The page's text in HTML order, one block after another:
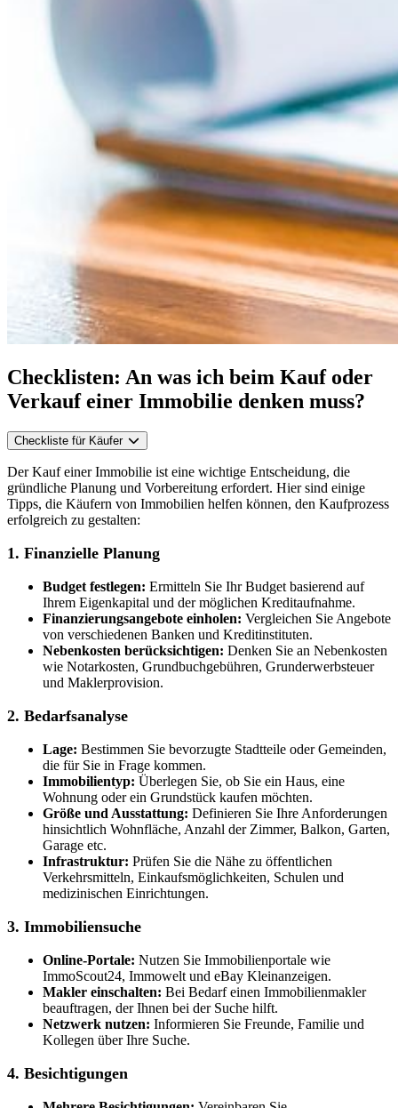
Checklisten: An was ich beim Kauf oder
Verkauf einer Immobilie denken muss?
Checkliste für Käufer
Der Kauf einer Immobilie ist eine wichtige Entscheidung, die
gründliche Planung und Vorbereitung erfordert. Hier sind einige
Tipps, die Käufern von Immobilien helfen können, den Kaufprozess
erfolgreich zu gestalten:
1. Finanzielle Planung
Budget festlegen: Ermitteln Sie Ihr Budget basierend auf
Ihrem Eigenkapital und der möglichen Kreditaufnahme.
Finanzierungsangebote einholen: Vergleichen Sie Angebote
von verschiedenen Banken und Kreditinstituten.
Nebenkosten berücksichtigen: Denken Sie an Nebenkosten
wie Notarkosten, Grundbuchgebühren, Grunderwerbsteuer
und Maklerprovision.
2. Bedarfsanalyse
Lage: Bestimmen Sie bevorzugte Stadtteile oder Gemeinden,
die für Sie in Frage kommen.
Immobilientyp: Überlegen Sie, ob Sie ein Haus, eine
Wohnung oder ein Grundstück kaufen möchten.
Größe und Ausstattung: Definieren Sie Ihre Anforderungen
hinsichtlich Wohnfläche, Anzahl der Zimmer, Balkon, Garten,
Garage etc.
Infrastruktur: Prüfen Sie die Nähe zu öffentlichen
Verkehrsmitteln, Einkaufsmöglichkeiten, Schulen und
medizinischen Einrichtungen.
3. Immobiliensuche
Online-Portale: Nutzen Sie Immobilienportale wie
ImmoScout24, Immowelt und eBay Kleinanzeigen.
Makler einschalten: Bei Bedarf einen Immobilienmakler
beauftragen, der Ihnen bei der Suche hilft.
Netzwerk nutzen: Informieren Sie Freunde, Familie und
Kollegen über Ihre Suche.
4. Besichtigungen